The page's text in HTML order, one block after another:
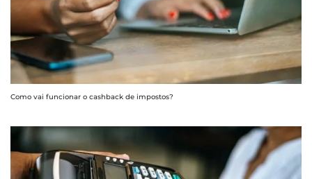
Como vai funcionar o cashback de impostos?